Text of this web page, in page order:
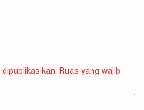
Ruas yang wajib